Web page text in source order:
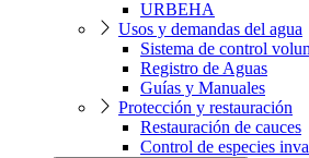
URBEHA
Usos y demandas del agua
Sistema de control
Registro de Aguas
Guías y Manuales
Protección y restauración
Restauración de cauces
Control de especies